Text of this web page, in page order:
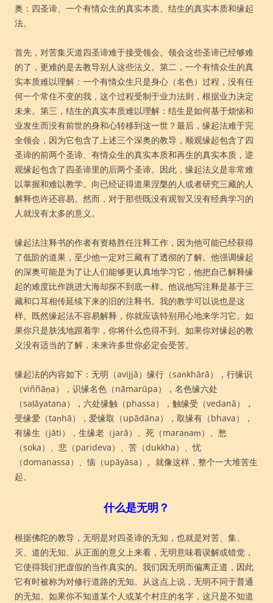
奥：四圣谛、一个有情众生的真实本质、结生的真实本质和缘起
法。
首先，对苦集灭道四圣谛难于接受领会。领会这些圣谛已经够难
的了，更难的是去教导别人这些法义。第二，一个有情众生的真
实本质难以理解：一个有情众生只是身心（名色）过程，没有任
何一个常住不变的我，这个过程受制于业力法则，根据业力决定
未来。第三，结生的真实本质难以理解：结生是如何基于烦恼和
业发生而没有前世的身和心转移到这一世？最后，缘起法难于完
全领会，因为它包含了上述三个深奥的教导，顺观缘起包含了四
圣谛的前两个圣谛、有情众生的真实本质和再生的真实本质，逆
观缘起包含了四圣谛里的后两个圣谛。因此，缘起法义是非常难
以掌握和难以教学。向已经证得道果涅槃的人或者研究三藏的人
解释也许还容易。然而，对于那些既没有观智又没有经典学习的
人就没有太多的意义。
缘起法注释书的作者有资格胜任注释工作，因为他可能已经获得
了低阶的道果，至少他一定对三藏有了透彻的了解。他强调缘起
的深奥可能是为了让人们能够更认真地学习它，他把自己解释缘
起的难度比作跳进大海却探不到底一样。他说他写注释是基于三
藏和口耳相传延续下来的旧的注释书。我的教学可以说也是这
样。既然缘起法不容易解释，你就应该特别用心地来学习它。如
果你只是肤浅地跟着学，你将什么也得不到。如果你对缘起的教
义没有适当的了解，未来许多世你必定会受苦。
缘起法的内容如下：无明（avijjā）缘行（saṅkhārā），行缘识
（viññāṇa），识缘名色（nāmarūpa），名色缘六处
（saḷāyatana），六处缘触（phassa），触缘受（vedanā），
受缘爱（taṇhā），爱缘取（upādāna），取缘有（bhava），
有缘生（jāti），生缘老（jarā）、死（maraṇaṃ）、愁
（soka）、悲（parideva）、苦（dukkha）、忧
（domanassa）、恼（upāyāsa）。就像这样，整个一大堆苦生
起。
什么是无明？
根据佛陀的教导，无明是对四圣谛的无知，也就是对苦、集、
灭、道的无知。从正面的意义上来看，无明意味着误解或错觉，
它使得我们把虚假的当作真实的。我们因无明而偏离正道，因此
它有时被称为对修行道路的无知。从这点上说，无明不同于普通
的无知。如果你不知道某个人或某个村庄的名字，这只是不知道